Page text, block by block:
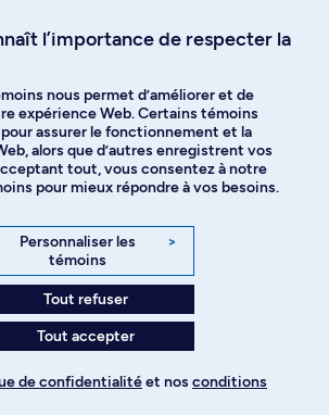
Instagram
YouTube
l’importance de respecter la
nous permet d’améliorer et de
expérience Web. Certains témoins
assurer le fonctionnement et la
alors que d’autres enregistrent vos
tout, vous consentez à notre
pour mieux répondre à vos besoins.
Personnaliser les
témoins
>
Tout refuser
Tout accepter
de confidentialitéet nos conditions